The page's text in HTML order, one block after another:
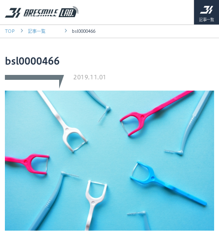
記事一覧
TOP 記事一覧 bsl0000466
bsl0000466
2019.11.01